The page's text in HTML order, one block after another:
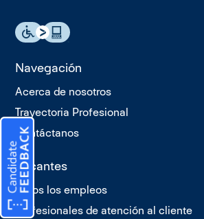
Navegación
Acerca de nosotros
Trayectoria Profesional
Contáctanos
Vacantes
Todos los empleos
Profesionales de atención al cliente